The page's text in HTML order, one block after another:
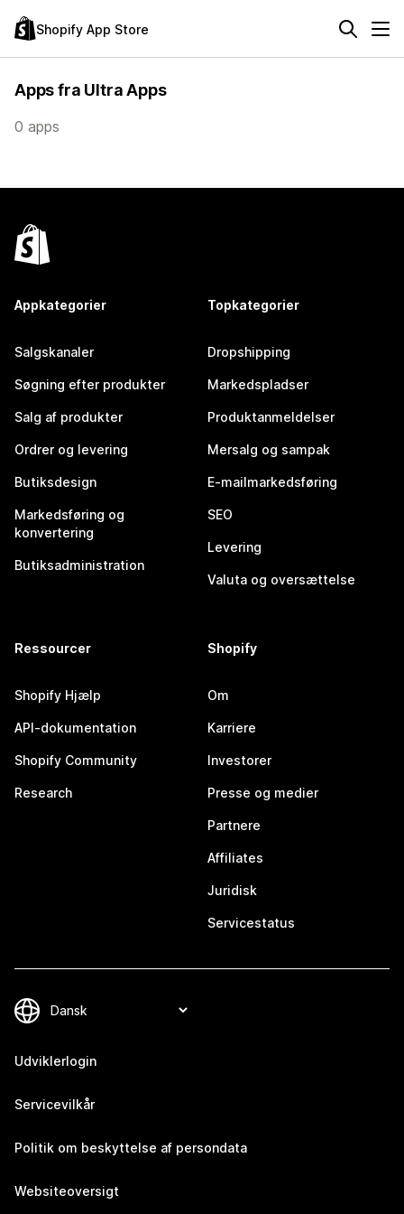
Shopify App Store
Apps fra Ultra Apps
0 apps
Appkategorier
Salgskanaler
Søgning efter produkter
Salg af produkter
Ordrer og levering
Butiksdesign
Markedsføring og
konvertering
Butiksadministration
Topkategorier
Dropshipping
Markedspladser
Produktanmeldelser
Mersalg og sampak
E-mailmarkedsføring
SEO
Levering
Valuta og oversættelse
Ressourcer
Shopify Hjælp
API-dokumentation
Shopify Community
Research
Shopify
Om
Karriere
Investorer
Presse og medier
Partnere
Affiliates
Juridisk
Servicestatus
Udviklerlogin
Servicevilkår
Politik om beskyttelse af persondata
Websiteoversigt